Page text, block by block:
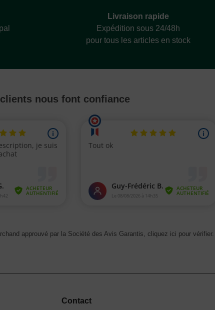
Livraison rapide
Expédition sous 24/48h
pour tous les articles en stock
nous font confiance
approuvé par la Société des Avis Garantis, cliquez ici pour vérifier.
Contact